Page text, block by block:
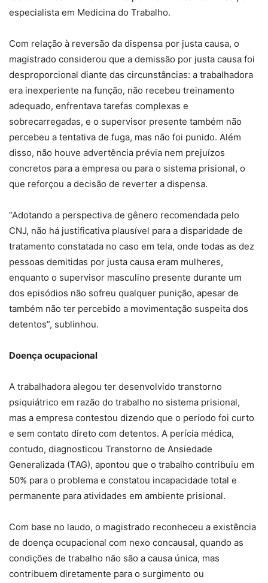
especialista em Medicina do Trabalho.
Com relação à reversão da dispensa por justa causa, o
magistrado considerou que a demissão por justa causa foi
desproporcional diante das circunstâncias: a trabalhadora
era inexperiente na função, não recebeu treinamento
adequado, enfrentava tarefas complexas e
sobrecarregadas, e o supervisor presente também não
percebeu a tentativa de fuga, mas não foi punido. Além
disso, não houve advertência prévia nem prejuízos
concretos para a empresa ou para o sistema prisional, o
que reforçou a decisão de reverter a dispensa.
“Adotando a perspectiva de gênero recomendada pelo
CNJ, não há justificativa plausível para a disparidade de
tratamento constatada no caso em tela, onde todas as dez
pessoas demitidas por justa causa eram mulheres,
enquanto o supervisor masculino presente durante um
dos episódios não sofreu qualquer punição, apesar de
também não ter percebido a movimentação suspeita dos
detentos”, sublinhou.
Doença ocupacional
A trabalhadora alegou ter desenvolvido transtorno
psiquiátrico em razão do trabalho no sistema prisional,
mas a empresa contestou dizendo que o período foi curto
e sem contato direto com detentos. A perícia médica,
contudo, diagnosticou Transtorno de Ansiedade
Generalizada (TAG), apontou que o trabalho contribuiu em
50% para o problema e constatou incapacidade total e
permanente para atividades em ambiente prisional.
Com base no laudo, o magistrado reconheceu a existência
de doença ocupacional com nexo concausal, quando as
condições de trabalho não são a causa única, mas
contribuem diretamente para o surgimento ou